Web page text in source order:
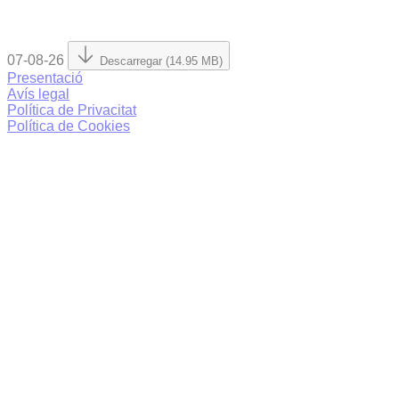
07-08-26 Descarregar (14.95 MB)
Presentació
Avís legal
Política de Privacitat
Política de Cookies